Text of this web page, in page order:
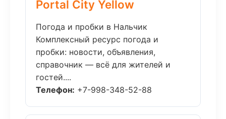
Portal City Yellow
Погода и пробки в Нальчик
Комплексный ресурс погода и
пробки: новости, объявления,
справочник — всё для жителей и
гостей....
Телефон: +7-998-348-52-88